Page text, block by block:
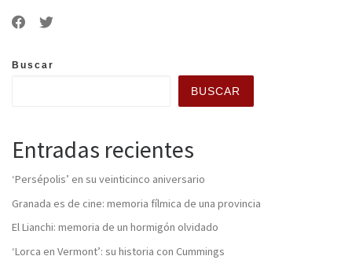
Buscar
BUSCAR
Entradas recientes
‘Persépolis’ en su veinticinco aniversario
Granada es de cine: memoria fílmica de una provincia
El Lianchi: memoria de un hormigón olvidado
‘Lorca en Vermont’: su historia con Cummings